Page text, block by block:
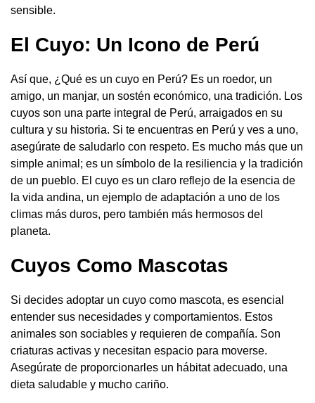
sensible.
El Cuyo: Un Icono de Perú
Así que, ¿Qué es un cuyo en Perú? Es un roedor, un
amigo, un manjar, un sostén económico, una tradición. Los
cuyos son una parte integral de Perú, arraigados en su
cultura y su historia. Si te encuentras en Perú y ves a uno,
asegúrate de saludarlo con respeto. Es mucho más que un
simple animal; es un símbolo de la resiliencia y la tradición
de un pueblo. El cuyo es un claro reflejo de la esencia de
la vida andina, un ejemplo de adaptación a uno de los
climas más duros, pero también más hermosos del
planeta.
Cuyos Como Mascotas
Si decides adoptar un cuyo como mascota, es esencial
entender sus necesidades y comportamientos. Estos
animales son sociables y requieren de compañía. Son
criaturas activas y necesitan espacio para moverse.
Asegúrate de proporcionarles un hábitat adecuado, una
dieta saludable y mucho cariño.